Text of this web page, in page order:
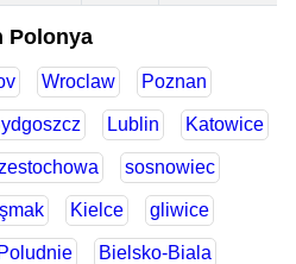
Polonya
Wroclaw Poznan
Lublin Katowice
sosnowiec
Kielce gliwice
Bielsko-Biala